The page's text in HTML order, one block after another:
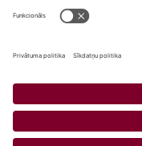
ALKOHOLA
NODOŠANA
AIZLIEGTA.